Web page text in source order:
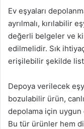
Ev eşyaları
ayrılmalı, kırılabilir
değerli belgeler ve
edilmelidir. Sık
erişilebilir şekilde
Depoya verilecek
bozulabilir ürün,
depolama için uygun
Bu tür ürünler hem